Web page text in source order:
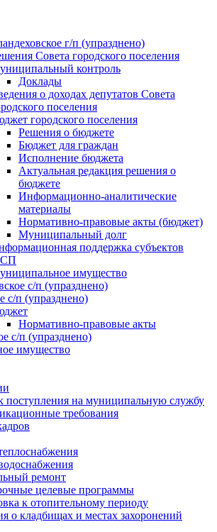
г/п (упразднено)
Совета городского поселения
контроль
Доклады
о доходах депутатов Совета
поселения
городского поселения
Решения о бюджете
Бюджет для граждан
Исполнение бюджета
Актуальная редакция решения о
бюджете
Информационно-аналитические
материалы
Нормативно-правовые акты (бюджет)
Муниципальный долг
поддержка субъектов
имущество
с/п (упразднено)
с/п (упразднено)
Нормативно-правовые акты
с/п (упразднено)
имущество
поступления на муниципальную службу
требования
ремонт
целевые программы
к отопительному периоду
о кладбищах и местах захоронений